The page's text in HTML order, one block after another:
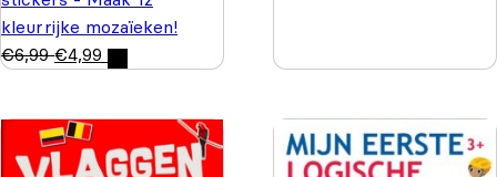
kleurrijke mozaïeken!
€6,99 €4,99